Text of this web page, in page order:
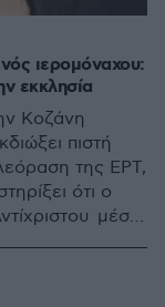
ιερομόναχου:
εκκλησία
Κοζάνη
πιστή
της ΕΡΤ,
ότι ο
μέσω